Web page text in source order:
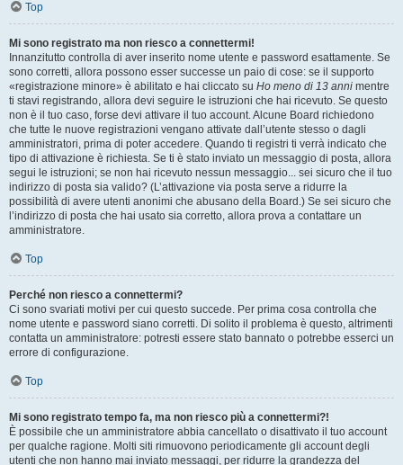
Top
Mi sono registrato ma non riesco a connettermi!
Innanzitutto controlla di aver inserito nome utente e password esattamente. Se
sono corretti, allora possono esser successe un paio di cose: se il supporto
«registrazione minore» è abilitato e hai cliccato su Ho meno di 13 anni mentre
ti stavi registrando, allora devi seguire le istruzioni che hai ricevuto. Se questo
non è il tuo caso, forse devi attivare il tuo account. Alcune Board richiedono
che tutte le nuove registrazioni vengano attivate dall’utente stesso o dagli
amministratori, prima di poter accedere. Quando ti registri ti verrà indicato che
tipo di attivazione è richiesta. Se ti è stato inviato un messaggio di posta, allora
segui le istruzioni; se non hai ricevuto nessun messaggio... sei sicuro che il tuo
indirizzo di posta sia valido? (L’attivazione via posta serve a ridurre la
possibilità di avere utenti anonimi che abusano della Board.) Se sei sicuro che
l’indirizzo di posta che hai usato sia corretto, allora prova a contattare un
amministratore.
Top
Perché non riesco a connettermi?
Ci sono svariati motivi per cui questo succede. Per prima cosa controlla che
nome utente e password siano corretti. Di solito il problema è questo, altrimenti
contatta un amministratore: potresti essere stato bannato o potrebbe esserci un
errore di configurazione.
Top
Mi sono registrato tempo fa, ma non riesco più a connettermi?!
È possibile che un amministratore abbia cancellato o disattivato il tuo account
per qualche ragione. Molti siti rimuovono periodicamente gli account degli
utenti che non hanno mai inviato messaggi, per ridurre la grandezza del